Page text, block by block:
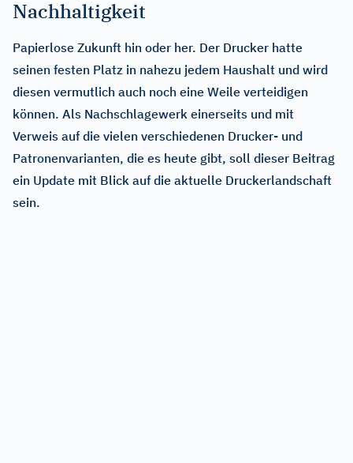
Nachhaltigkeit
Papierlose Zukunft hin oder her. Der Drucker hatte
seinen festen Platz in nahezu jedem Haushalt und wird
diesen vermutlich auch noch eine Weile verteidigen
können. Als Nachschlagewerk einerseits und mit
Verweis auf die vielen verschiedenen Drucker- und
Patronenvarianten, die es heute gibt, soll dieser Beitrag
ein Update mit Blick auf die aktuelle Druckerlandschaft
sein.